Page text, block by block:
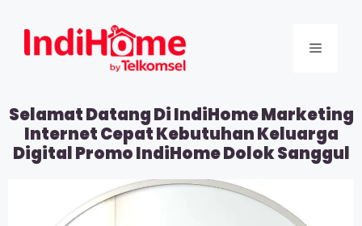
Selamat Datang Di IndiHome Marketing
Internet Cepat Kebutuhan Keluarga
Digital Promo IndiHome Dolok Sanggul